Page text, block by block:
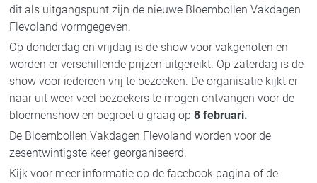
dit als uitgangspunt zijn de nieuwe Bloembollen Vakdagen
Flevoland vormgegeven.
Op donderdag en vrijdag is de show voor vakgenoten en
worden er verschillende prijzen uitgereikt. Op zaterdag is de
show voor iedereen vrij te bezoeken. De organisatie kijkt er
naar uit weer veel bezoekers te mogen ontvangen voor de
bloemenshow en begroet u graag op8 februari.
De Bloembollen Vakdagen Flevoland worden voor de
zesentwintigste keer georganiseerd.
Kijk voor meer informatie op de facebook pagina of de